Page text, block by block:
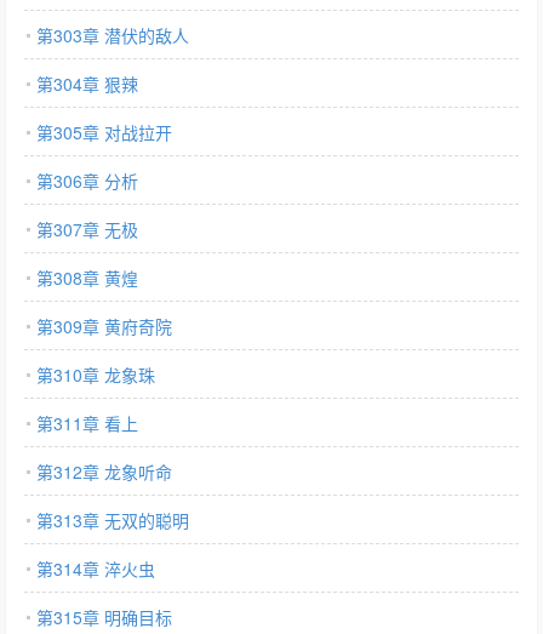
第303章 潜伏的敌人
第304章 狠辣
第305章 对战拉开
第306章 分析
第307章 无极
第308章 黄煌
第309章 黄府奇院
第310章 龙象珠
第311章 看上
第312章 龙象听命
第313章 无双的聪明
第314章 淬火虫
第315章 明确目标